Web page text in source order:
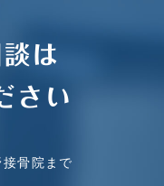
は
さい
骨院まで